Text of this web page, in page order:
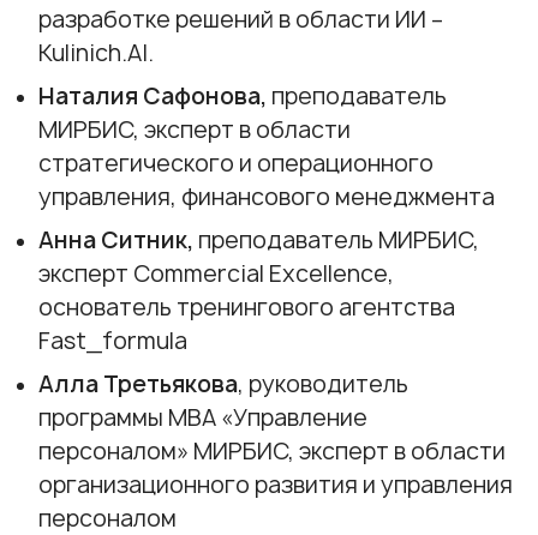
разработке решений в области ИИ –
Kulinich.AI.
Наталия Сафонова, преподаватель
МИРБИС, эксперт в области
стратегического и операционного
управления, финансового менеджмента
Анна Ситник, преподаватель МИРБИС,
эксперт Сommercial Еxcellence,
основатель тренингового агентства
Fast_formula
Алла Третьякова, руководитель
программы МВА «Управление
персоналом» МИРБИС, эксперт в области
организационного развития и управления
персоналом